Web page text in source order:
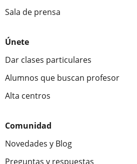
Sala de prensa
Únete
Dar clases particulares
Alumnos que buscan profesor
Alta centros
Comunidad
Novedades y Blog
Preguntas y respuestas